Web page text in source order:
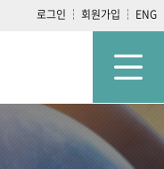
로그인 회원가입 ENG